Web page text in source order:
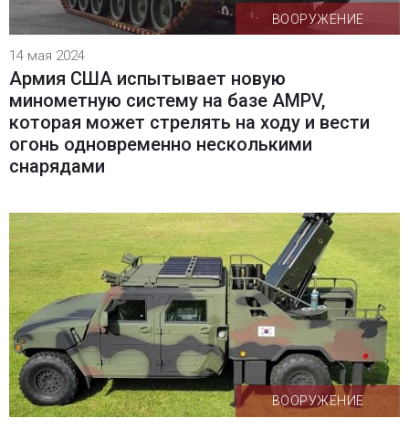
ВООРУЖЕНИЕ
14 мая 2024
Армия США испытывает новую
минометную систему на базе AMPV,
которая может стрелять на ходу и вести
огонь одновременно несколькими
снарядами
ВООРУЖЕНИЕ